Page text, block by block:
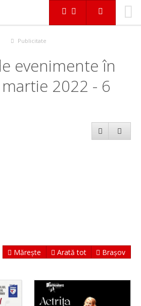
Publicitate
evenimente în
2022 - 6
Mărește Arată tot Brașov